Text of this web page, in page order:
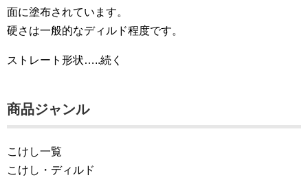
面に塗布されています。
硬さは一般的なディルド程度です。
ストレート形状…..続く
商品ジャンル
こけし一覧
こけし・ディルド